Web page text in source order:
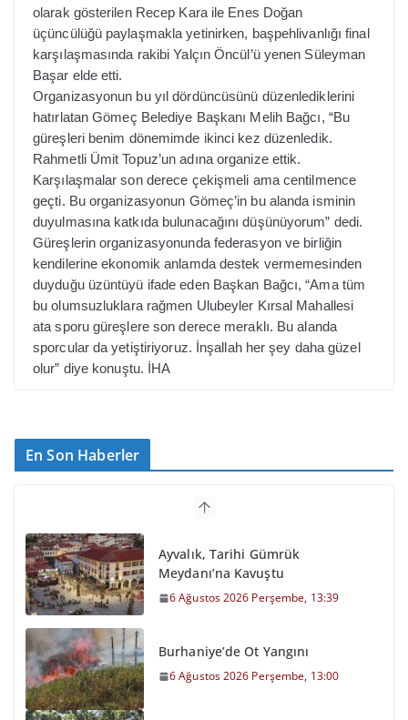
olarak gösterilen Recep Kara ile Enes Doğan
üçüncülüğü paylaşmakla yetinirken, başpehlivanlığı final
karşılaşmasında rakibi Yalçın Öncül’ü yenen Süleyman
Başar elde etti.
Organizasyonun bu yıl dördüncüsünü düzenlediklerini
hatırlatan Gömeç Belediye Başkanı Melih Bağcı, “Bu
güreşleri benim dönemimde ikinci kez düzenledik.
Rahmetli Ümit Topuz’un adına organize ettik.
Karşılaşmalar son derece çekişmeli ama centilmence
geçti. Bu organizasyonun Gömeç’in bu alanda isminin
duyulmasına katkıda bulunacağını düşünüyorum” dedi.
Güreşlerin organizasyonunda federasyon ve birliğin
kendilerine ekonomik anlamda destek vermemesinden
duyduğu üzüntüyü ifade eden Başkan Bağcı, “Ama tüm
bu olumsuzluklara rağmen Ulubeyler Kırsal Mahallesi
ata sporu güreşlere son derece meraklı. Bu alanda
sporcular da yetiştiriyoruz. İnşallah her şey daha güzel
olur” diye konuştu. İHA
En Son Haberler
Ayvalık, Tarihi Gümrük
Meydanı’na Kavuştu
6 Ağustos 2026 Perşembe, 13:39
Burhaniye’de Ot Yangını
6 Ağustos 2026 Perşembe, 13:00